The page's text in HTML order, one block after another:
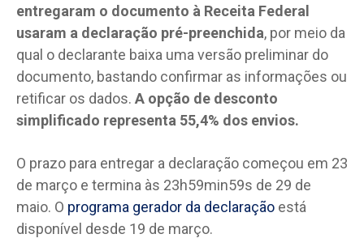
entregaram o documento à Receita Federal
usaram a declaração pré-preenchida, por meio da
qual o declarante baixa uma versão preliminar do
documento, bastando confirmar as informações ou
retificar os dados. A opção de desconto
simplificado representa 55,4% dos envios.
O prazo para entregar a declaração começou em 23
de março e termina às 23h59min59s de 29 de
maio. O programa gerador da declaração está
disponível desde 19 de março.